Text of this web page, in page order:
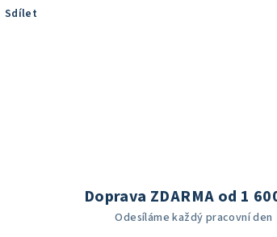
Sdílet
Doprava ZDARMA od 1
Odesíláme každý pracovní den